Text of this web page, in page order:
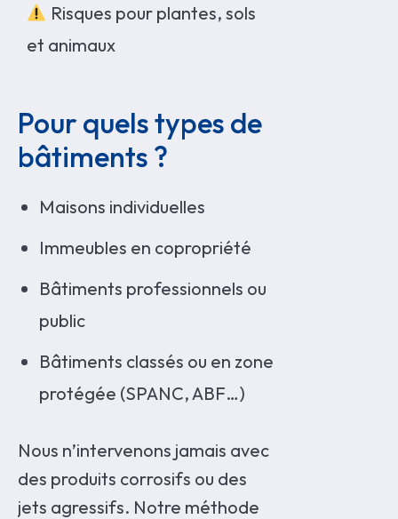
Risques pour plantes, sols
et animaux
Pour quels types de
bâtiments ?
Maisons individuelles
Immeubles en copropriété
Bâtiments professionnels ou
public
Bâtiments classés ou en zone
protégée (SPANC, ABF…)
Nous n’intervenons jamais avec
des produits corrosifs ou des
jets agressifs. Notre méthode